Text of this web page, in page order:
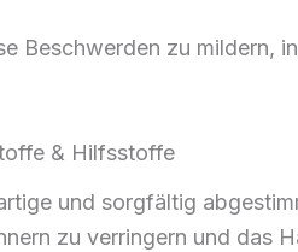
Beschwerden zu mildern,
& Hilfsstoffe
und sorgfältig
zu verringern und das